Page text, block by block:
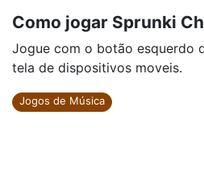
Como jogar Sprunki
Jogue com o botão esquerdo
tela de dispositivos moveis.
Jogos de Música